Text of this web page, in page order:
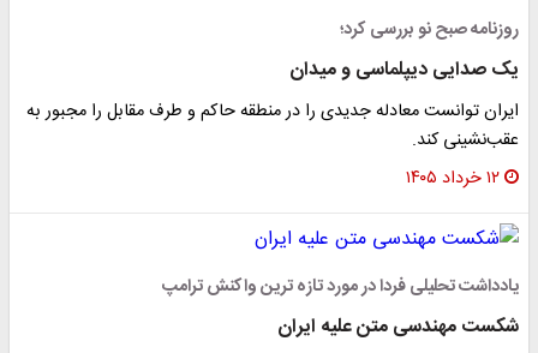
روزنامه صبح نو بررسی کرد؛
یک صدایی دیپلماسی و میدان
ایران توانست معادله جدیدی را در منطقه حاکم و طرف مقابل را مجبور به
عقب‌نشینی کند.
۱۲ خرداد ۱۴۰۵
یادداشت تحلیلی فردا در مورد تازه ترین واکنش ترامپ
شکست مهندسی متن علیه ایران